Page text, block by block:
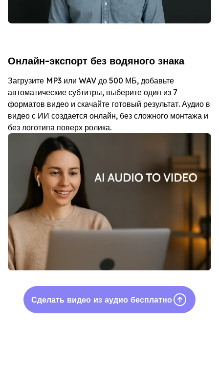
Онлайн-экспорт без водяного знака
Загрузите MP3 или WAV до 500 МБ, добавьте
автоматические субтитры, выберите один из 7
форматов видео и скачайте готовый результат. Аудио в
видео с ИИ создается онлайн, без сложного монтажа и
без логотипа поверх ролика.
Сделать видео из аудио бесплатно